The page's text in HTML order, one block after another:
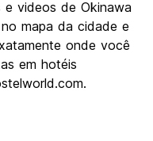
6.6
7.2
videos de Okinawa
mapa da cidade e
onde você
em hotéis